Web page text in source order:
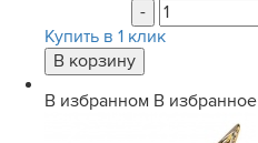
-
Купить в 1 клик
В избранном В избранное